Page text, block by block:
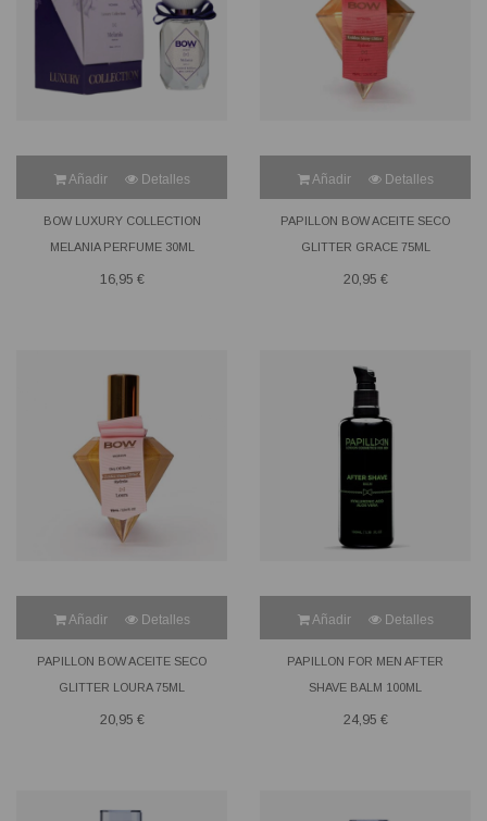
BOW LUXURY COLLECTION
MELANIA PERFUME 30ML
16,95 €
Añadir Detalles
PAPILLON BOW ACEITE SECO
GLITTER GRACE 75ML
20,95 €
Añadir Detalles
PAPILLON BOW ACEITE SECO
GLITTER LOURA 75ML
20,95 €
Añadir Detalles
PAPILLON FOR MEN AFTER
SHAVE BALM 100ML
24,95 €
Añadir Detalles